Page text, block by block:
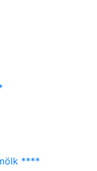
****